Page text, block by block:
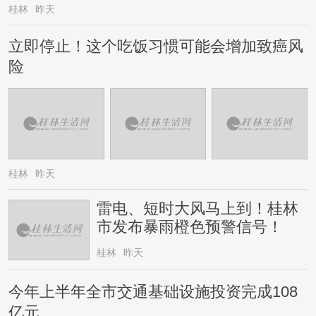
桂林 昨天
立即停止！这个吃饭习惯可能会增加致癌风
险
桂林 昨天
雷电、短时大风马上到！桂林
市发布暴雨橙色预警信号！
桂林 昨天
今年上半年全市交通基础设施投资完成108
亿元